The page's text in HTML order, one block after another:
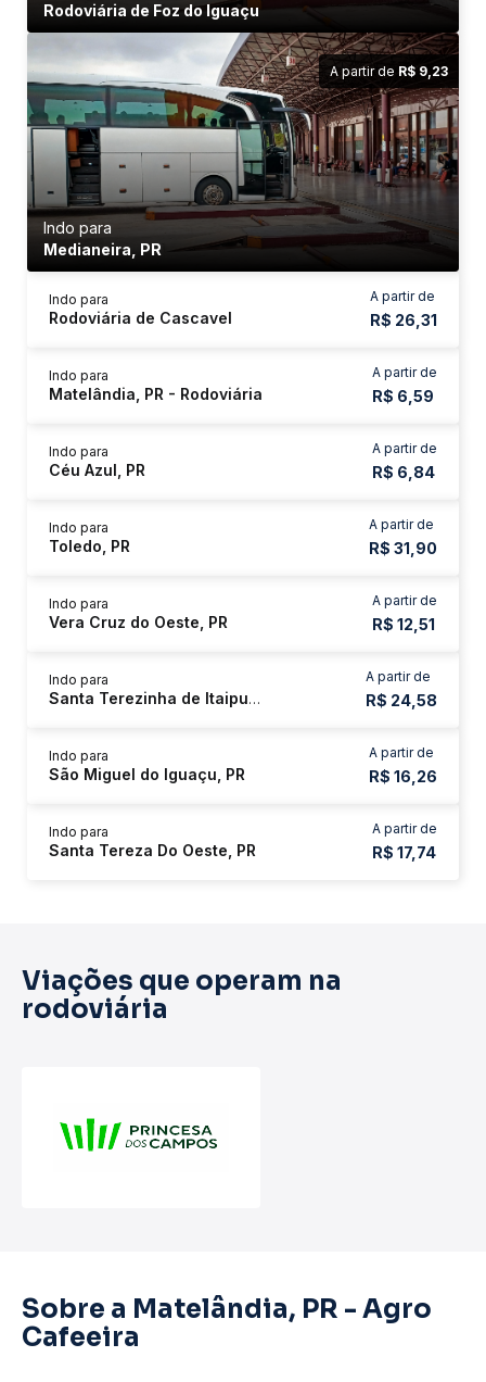
Rodoviária de Foz do Iguaçu
A partir de R$ 9,23
Indo para
Medianeira, PR
A partir de
R$ 26,31
Indo para
Rodoviária de Cascavel
A partir de
R$ 6,59
Indo para
Matelândia, PR - Rodoviária
A partir de
R$ 6,84
Indo para
Céu Azul, PR
A partir de
R$ 31,90
Indo para
Toledo, PR
A partir de
R$ 12,51
Indo para
Vera Cruz do Oeste, PR
A partir de
R$ 24,58
Indo para
Santa Terezinha de Itaipu, PR
A partir de
R$ 16,26
Indo para
São Miguel do Iguaçu, PR
A partir de
R$ 17,74
Indo para
Santa Tereza Do Oeste, PR
Viações que operam na
rodoviária
Sobre a Matelândia, PR - Agro
Cafeeira